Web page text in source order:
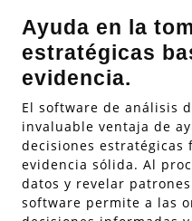
Ayuda en la
estratégicas
evidencia.
El software de análisis
invaluable ventaja de
decisiones estratégicas
evidencia sólida. Al
datos y revelar
software permite a las